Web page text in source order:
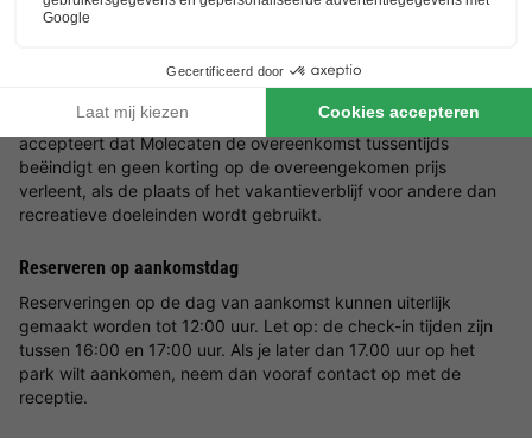
Goed om te weten
Reserveringen van bedrijven
bedrijfsmatige huisvesting kun je niet bij Molecaten terecht. Je
accepteert dat Molecaten de overeenkomst tussentijds
beëindigt en geen korting op de overeengekomen prijs
verleent, als de plaats of het vakantieverblijf voor andere dan
recreatieve doeleinden wordt gebruikt.
Reserveren op aankomstdag
Reserveringen op de dag van aankomst kunnen uiterlijk
gemaakt worden tot 12:00 uur. Let op: de check-in tijden zijn
tussen 16:00 en 17:00 uur. Als je later dan 17.00 uur op het
park wilt aankomen, neem dan vooraf contact op met de
receptie.